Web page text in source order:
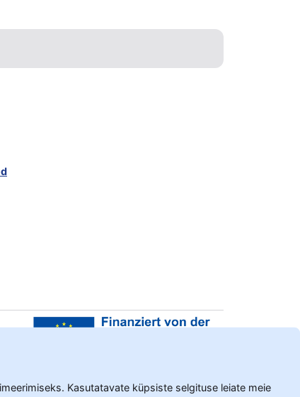
Kasutatavate küpsiste selgituse leiate meie